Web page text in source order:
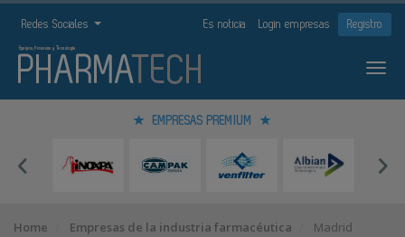
Redes Sociales Es noticia Login empresas Registro
EMPRESAS PREMIUM
Home Empresas de la industria farmacéutica Madrid